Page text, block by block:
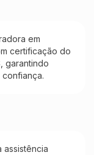
em
certificação do
garantindo
assistência